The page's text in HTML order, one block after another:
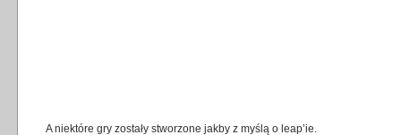
A niektóre gry zostały stworzone jakby z myślą o leap’ie.